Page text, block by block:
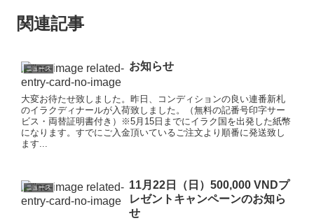
関連記事
ニュース お知らせ
大変お待たせ致しました。昨日、コンディションの良い連番新札
のイラクディナールが入荷致しました。（無料の記番号印字サー
ビス・両替証明書付き）※5月15日までにイラク国を出発した紙幣
になります。すでにご入金頂いているご注文より順番に発送致し
ます...
ニュース
11月22日（日）500,000 VNDプ
レゼントキャンペーンのお知ら
せ